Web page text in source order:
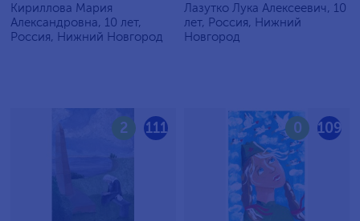
Кириллова Мария
Александровна, 10 лет,
Россия, Нижний Новгород
Лазутко Лука Алексеевич, 10
лет, Россия, Нижний
Новгород
111
2 109
0